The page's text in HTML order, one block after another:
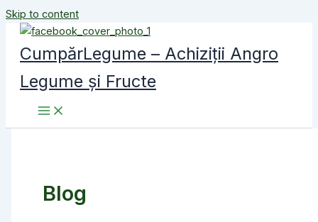
Skip to content
CumpărLegume – Achiziții Angro
Legume și Fructe
Blog